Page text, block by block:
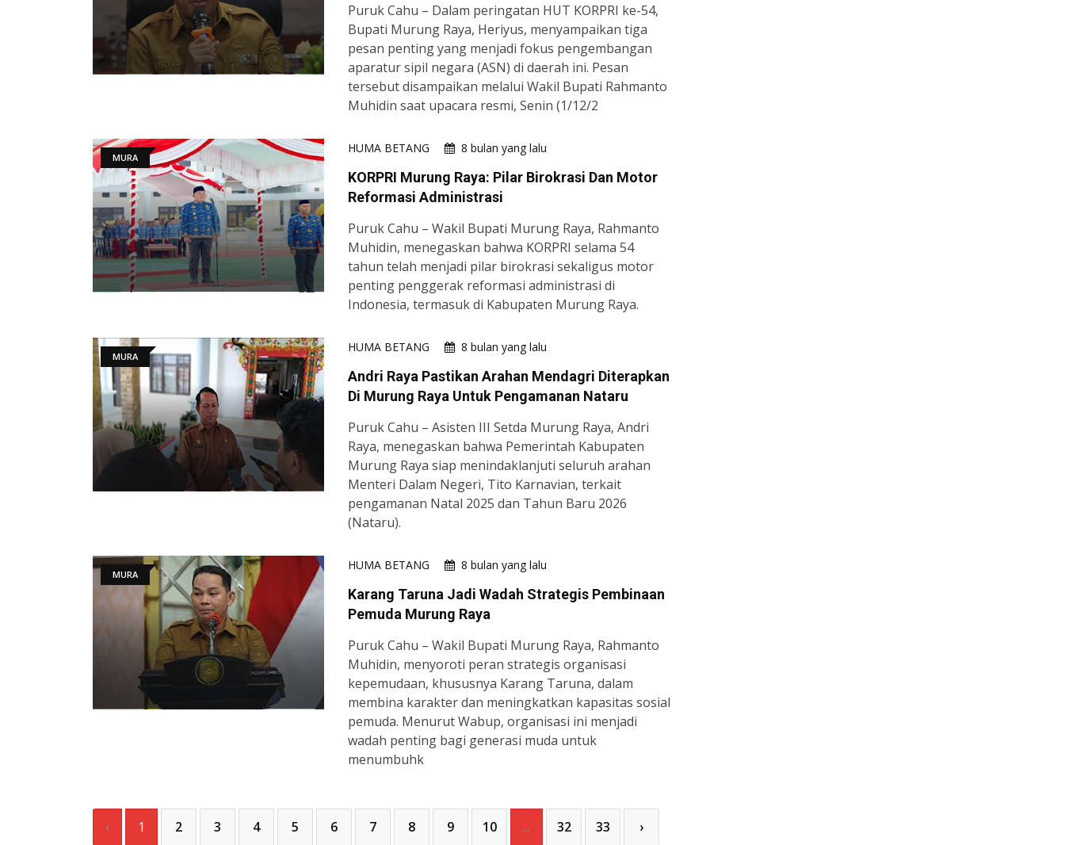
Puruk Cahu – Dalam peringatan HUT KORPRI ke-54,
Bupati Murung Raya, Heriyus, menyampaikan tiga
pesan penting yang menjadi fokus pengembangan
aparatur sipil negara (ASN) di daerah ini. Pesan
tersebut disampaikan melalui Wakil Bupati Rahmanto
Muhidin saat upacara resmi, Senin (1/12/2
MURA
HUMA BETANG 8 bulan yang lalu
KORPRI Murung Raya: Pilar Birokrasi Dan Motor
Reformasi Administrasi
Puruk Cahu – Wakil Bupati Murung Raya, Rahmanto
Muhidin, menegaskan bahwa KORPRI selama 54
tahun telah menjadi pilar birokrasi sekaligus motor
penting penggerak reformasi administrasi di
Indonesia, termasuk di Kabupaten Murung Raya.
MURA
HUMA BETANG 8 bulan yang lalu
Andri Raya Pastikan Arahan Mendagri Diterapkan
Di Murung Raya Untuk Pengamanan Nataru
Puruk Cahu – Asisten III Setda Murung Raya, Andri
Raya, menegaskan bahwa Pemerintah Kabupaten
Murung Raya siap menindaklanjuti seluruh arahan
Menteri Dalam Negeri, Tito Karnavian, terkait
pengamanan Natal 2025 dan Tahun Baru 2026
(Nataru).
MURA
HUMA BETANG 8 bulan yang lalu
Karang Taruna Jadi Wadah Strategis Pembinaan
Pemuda Murung Raya
Puruk Cahu – Wakil Bupati Murung Raya, Rahmanto
Muhidin, menyoroti peran strategis organisasi
kepemudaan, khususnya Karang Taruna, dalam
membina karakter dan meningkatkan kapasitas sosial
pemuda. Menurut Wabup, organisasi ini menjadi
wadah penting bagi generasi muda untuk
menumbuhk
‹ 1 2 3 4 5 6 7 8 9 10 ... 32 33 ›